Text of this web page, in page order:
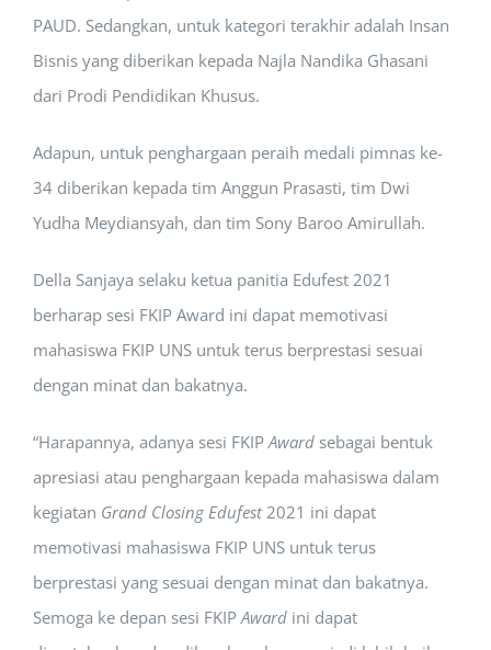
PAUD. Sedangkan, untuk kategori terakhir adalah Insan
Bisnis yang diberikan kepada Najla Nandika Ghasani
dari Prodi Pendidikan Khusus.
Adapun, untuk penghargaan peraih medali pimnas ke-
34 diberikan kepada tim Anggun Prasasti, tim Dwi
Yudha Meydiansyah, dan tim Sony Baroo Amirullah.
Della Sanjaya selaku ketua panitia Edufest 2021
berharap sesi FKIP Award ini dapat memotivasi
mahasiswa FKIP UNS untuk terus berprestasi sesuai
dengan minat dan bakatnya.
“Harapannya, adanya sesi FKIPAwardsebagai bentuk
apresiasi atau penghargaan kepada mahasiswa dalam
kegiatan Grand Closing Edufest2021 ini dapat
memotivasi mahasiswa FKIP UNS untuk terus
berprestasi yang sesuai dengan minat dan bakatnya.
Semoga ke depan sesi FKIPAwardini dapat